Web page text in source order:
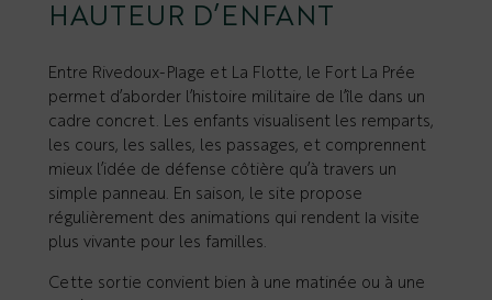
HAUTEUR D’ENFANT
Entre Rivedoux-Plage et La Flotte, le Fort La Prée
permet d’aborder l’histoire militaire de l’île dans un
cadre concret. Les enfants visualisent les remparts,
les cours, les salles, les passages, et comprennent
mieux l’idée de défense côtière qu’à travers un
simple panneau. En saison, le site propose
régulièrement des animations qui rendent la visite
plus vivante pour les familles.
Cette sortie convient bien à une matinée ou à une